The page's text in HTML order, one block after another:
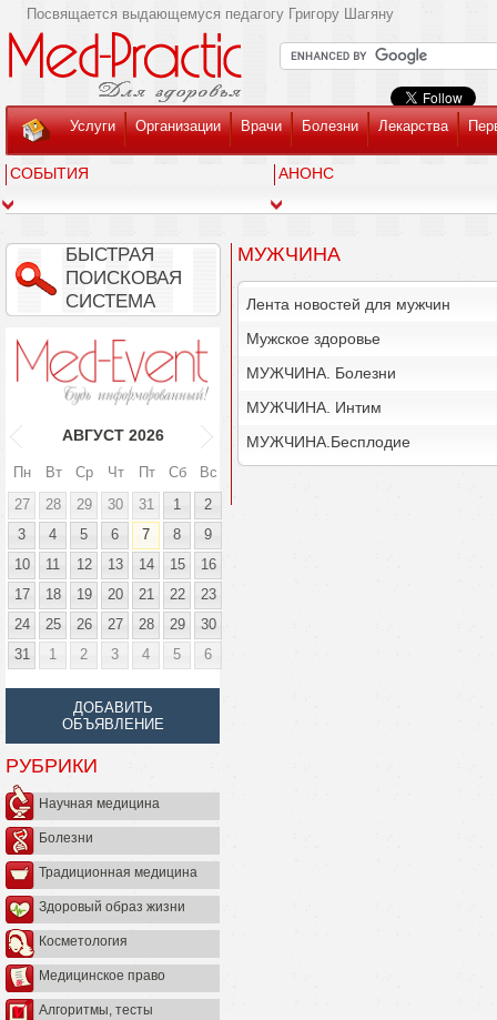
Посвящается выдающемуся педагогу Григору Шагяну
Услуги Организации Врачи Болезни Лекарства
СОБЫТИЯ АНОНС
БЫСТРАЯ
ПОИСКОВАЯ
СИСТЕМА
АВГУСТ 2026
Пн Вт Ср Чт Пт Сб
Вс
27
28 29 30 31 1
2
3
4 5 6 7 8
9
10
11 12 13 14 15
16
17
18 19 20 21 22
23
24
25 26 27 28 29
30
31
1 2 3 4 5 6
ДОБАВИТЬ
ОБЪЯВЛЕНИЕ
РУБРИКИ
Научная медицина
Болезни
Традиционная медицина
Здоровый образ жизни
Косметология
Медицинское право
Алгоритмы, тесты
МУЖЧИНА
Лента новостей для мужчин
Мужское здоровье
МУЖЧИНА. Болезни
МУЖЧИНА. Интим
МУЖЧИНА.Бесплодие